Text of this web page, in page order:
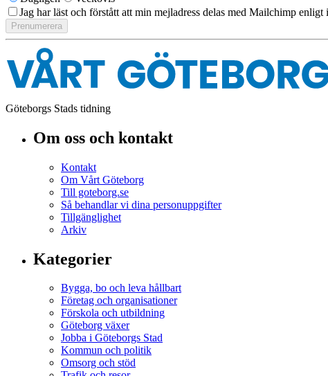
Jag har läst och förstått att min mejladress delas med Mailchimp
Göteborgs Stads tidning
Om oss och kontakt
Kontakt
Om Vårt Göteborg
Till goteborg.se
Så behandlar vi dina personuppgifter
Tillgänglighet
Arkiv
Kategorier
Bygga, bo och leva hållbart
Företag och organisationer
Förskola och utbildning
Göteborg växer
Jobba i Göteborgs Stad
Kommun och politik
Omsorg och stöd